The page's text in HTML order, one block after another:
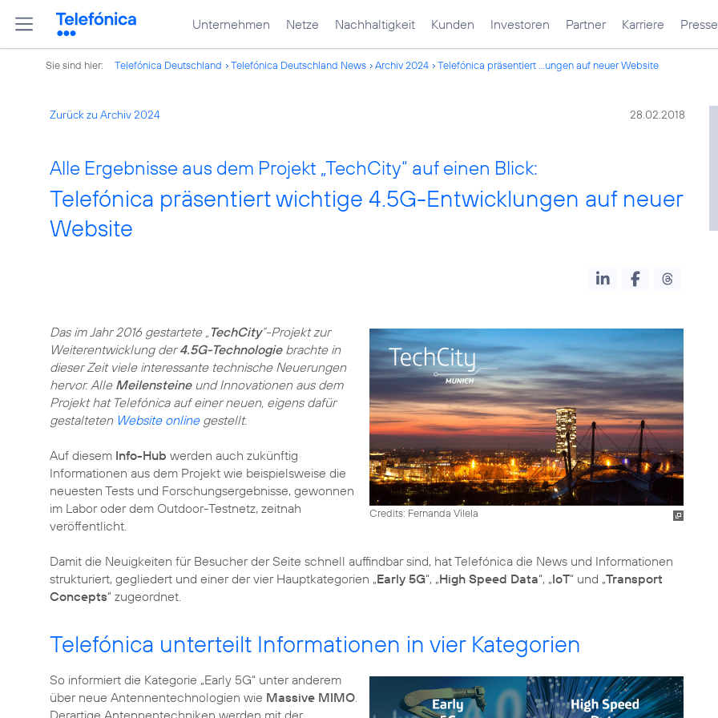
Unternehmen Netze Nachhaltigkeit Kunden Investoren Partner Karriere Presse
Sie sind hier: Telefónica Deutschland Telefónica Deutschland News Archiv 2024 Telefónica präsentiert ...ungen auf neuer Website
Zurück zu Archiv 2024 28.02.2018
Alle Ergebnisse aus dem Projekt „TechCity“ auf einen Blick:
Telefónica präsentiert wichtige 4.5G-Entwicklungen auf neuer
Website
Credits: Fernanda Vilela
Das im Jahr 2016 gestartete „TechCity“-Projekt zur
Weiterentwicklung der4.5G-Technologiebrachte in
dieser Zeit viele interessante technische Neuerungen
hervor. Alle Meilensteineund Innovationen aus dem
Projekt hat Telefónica auf einer neuen, eigens dafür
gestalteten Website onlinegestellt.
Auf diesem Info-Hub werden auch zukünftig
Informationen aus dem Projekt wie beispielsweise die
neuesten Tests und Forschungsergebnisse, gewonnen
im Labor oder dem Outdoor-Testnetz, zeitnah
veröffentlicht.
Damit die Neuigkeiten für Besucher der Seite schnell auffindbar sind, hat Telefónica die News und Informationen
strukturiert, gegliedert und einer der vier Hauptkategorien „Early 5G“, „High Speed Data“, „IoT“ und „Transport
Concepts“ zugeordnet.
Telefónica unterteilt Informationen in vier Kategorien
So informiert die Kategorie „Early 5G“ unter anderem
über neue Antennentechnologien wie Massive MIMO.
Derartige Antennentechniken werden mit der